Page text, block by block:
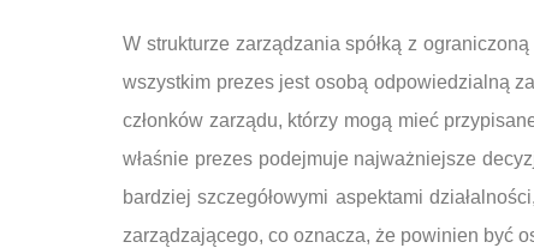
W strukturze zarządzania spółką z
wszystkim prezes jest osobą odpowiedzialną
członków zarządu, którzy mogą mieć
właśnie prezes podejmuje najważniejsze
bardziej szczegółowymi aspektami
zarządzającego, co oznacza, że powinien być